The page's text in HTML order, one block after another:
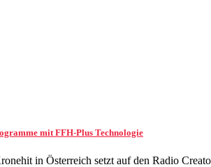
mit FFH-Plus Technologie
in Österreich setzt auf den Radio